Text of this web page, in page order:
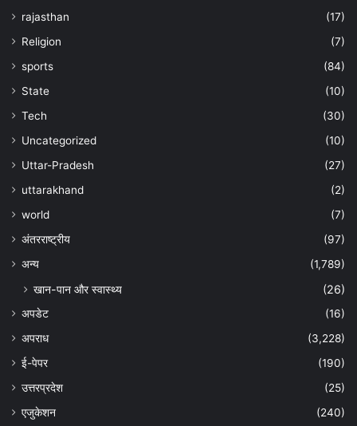
rajasthan
(17)
Religion
(7)
sports
(84)
State
(10)
Tech
(30)
Uncategorized
(10)
Uttar-Pradesh
(27)
uttarakhand
(2)
world
(7)
अंतरराष्ट्रीय
(97)
अन्‍य
(1,789)
खान-पान और स्वास्थ्य (26)
अपडेट
(16)
अपराध
(3,228)
ई-पेपर
(190)
उत्तरप्रदेश
(25)
एजुकेशन
(240)